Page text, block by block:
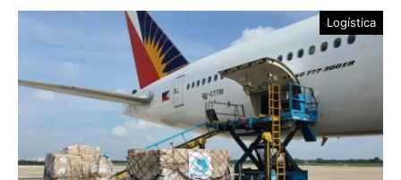
Logística